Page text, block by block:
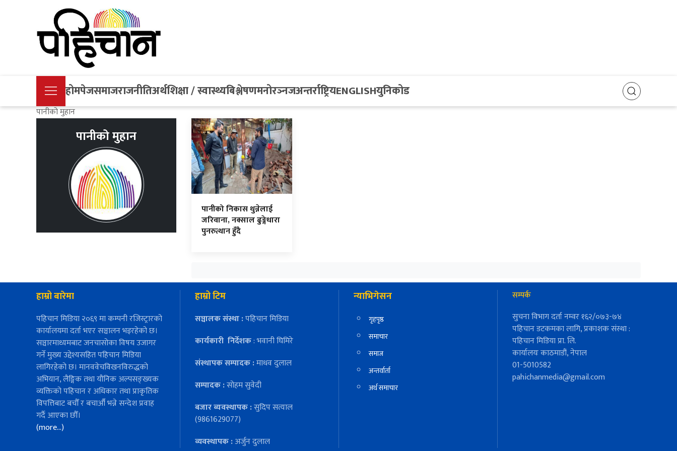
होमपेजसमाजराजनीतिअर्थशिक्षा / स्वास्थ्यबिश्लेषणमनोरञ्नजअन्तर्राष्ट्रियENGLISHयुनिकोड
पानीको मुहान
पानीको मुहान
पानीको निकास थुन्नेलाई
जरिवाना, नक्साल ढुङ्गेधारा
पुनरुत्थान हुँदै
हाम्रो बारेमा
पहिचान मिडिया २०६९ मा कम्पनी रजिस्ट्रारको
कार्यालयमा दर्ता भएर सञ्चालन भइरहेको छ।
सञ्चारमाध्यमबाट जनचासोका विषय उजागर
गर्ने मुख्य उद्देश्यसहित पहिचान मिडिया
लागिरहेको छ। मानववेचविखनविरुद्धको
अभियान, लैङ्गिक तथा यौनिक अल्पसङ्ख्यक
व्यक्तिको पहिचान र अधिकार तथा प्राकृतिक
विपत्तिबाट बचौँ र बचाऔँ भन्ने सन्देश प्रवाह
गर्दै आएका छौँ।
(more…)
हाम्रो टिम
सञ्चालक संस्था :पहिचान मिडिया
कार्यकारी निर्देशक: भवानी घिमिरे
संस्थापक सम्पादक :माधव दुलाल
सम्पादक :सोहम सुवेदी
बजार ब्यवस्थापक :सुदिप सत्याल
(9861629077)
व्यवस्थापक :अर्जुन दुलाल
न्याभिगेसन
गृहपृष्ठ
समाचार
समाज
अन्तर्वार्ता
अर्थ समाचार
सम्पर्क
सुचना विभाग दर्ता नम्वर १६२/०७३-७४
पहिचान डटकमका लागि, प्रकाशक संस्था :
पहिचान मिडिया प्रा. लि.
कार्यालयः काठमाडौं, नेपाल
01-5010582
pahichanmedia@gmail.com